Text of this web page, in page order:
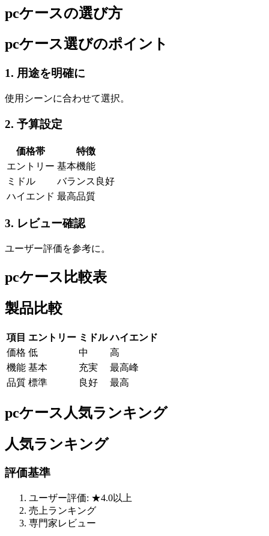
pcケースの選び方
pcケース選びのポイント
1. 用途を明確に
使用シーンに合わせて選択。
2. 予算設定
価格帯
特徴
エントリー 基本機能
ミドル
バランス良好
ハイエンド 最高品質
3. レビュー確認
ユーザー評価を参考に。
pcケース比較表
製品比較
項目 エントリー ミドル ハイエンド
価格 低 中
高
機能 基本 充実
最高峰
品質 標準 良好 最高
pcケース人気ランキング
人気ランキング
評価基準
ユーザー評価: ★4.0以上
売上ランキング
専門家レビュー